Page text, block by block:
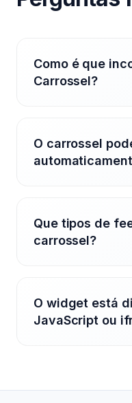
Como é que
Carrossel?
O carrossel
Que tipos de
carrossel?
O widget está
JavaScript ou